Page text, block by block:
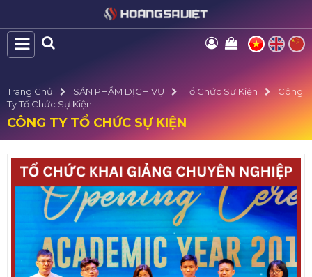
Trang Chủ SẢN PHẨM DỊCH VỤ Tổ Chức Sự Kiện
Công
Ty Tổ Chức Sự Kiện
CÔNG TY TỔ CHỨC SỰ KIỆN